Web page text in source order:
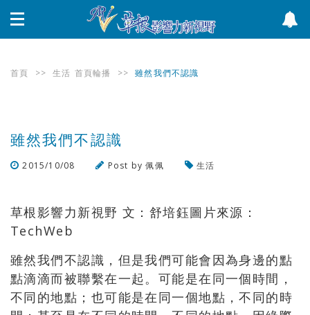
首頁 >> 生活 首頁輪播 >> 雖然我們不認識
雖然我們不認識
2015/10/08 Post by佩佩
生活
草根影響力新視野 文：舒培鈺圖片來源：
TechWeb
雖然我們不認識，但是我們可能會因為身邊的點
點滴滴而被聯繫在一起。可能是在同一個時間，
不同的地點；也可能是在同一個地點，不同的時